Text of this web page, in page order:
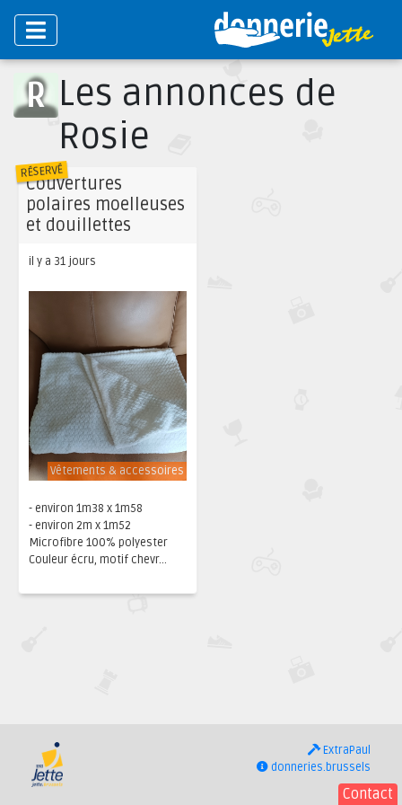
Contact
Les annonces de
Rosie
Couvertures
polaires moelleuses
et douillettes
il y a 31 jours
Vêtements & accessoires
- environ 1m38 x 1m58
- environ 2m x 1m52
Microfibre 100% polyester
Couleur écru, motif chevr...
RÉSERVÉ
ExtraPaul
donneries.brussels